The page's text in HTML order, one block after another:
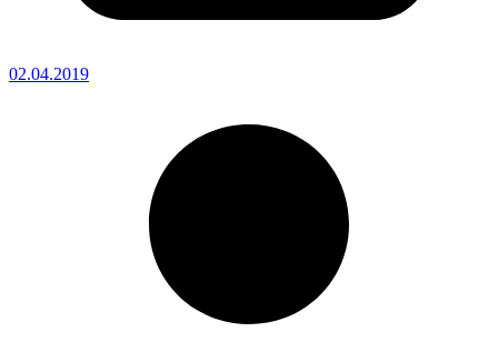
02.04.2019